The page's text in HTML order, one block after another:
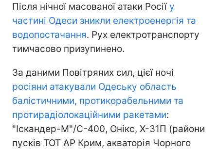
Після нічної масованої атаки Росіїу
частині Одеси зникли електроенергія та
водопостачання. Рух електротранспорту
тимчасово призупинено.
За даними Повітряних сил, цієї ночі
росіяни атакували Одеську область
балістичними, протикорабельними та
протирадіолокаційними ракетами:
"Іскандер-М"/С-400, Онікс, Х-31П (райони
пусків ТОТ АР Крим, акваторія Чорного